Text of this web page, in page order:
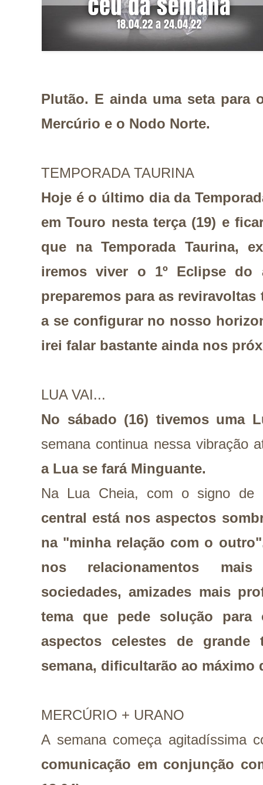
Plutão. E ainda uma seta para
Mercúrio e o Nodo Norte.
TEMPORADA TAURINA
Hoje é o último dia da
em Touro nesta terça (19) e
que na Temporada Taurina,
iremos viver o 1º Eclipse do
preparemos para as
a se configurar no nosso
irei falar bastante ainda nos
LUA VAI...
No sábado (16) tivemos uma
semana continua nessa vibração
a Lua se fará Minguante.
Na Lua Cheia, com o signo de
central está nos aspectos
na "minha relação com o
nos relacionamentos
sociedades, amizades mais
tema que pede solução para
aspectos celestes de
semana, dificultarão ao máximo
MERCÚRIO + URANO
A semana começa agitadíssima
comunicação em conjunção